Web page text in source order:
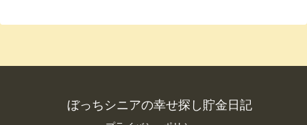
ぼっちシニアの幸せ探し貯金日記